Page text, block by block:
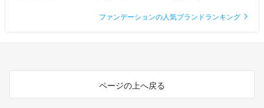
ファンデーションの人気ブランドランキング
ページの上へ戻る